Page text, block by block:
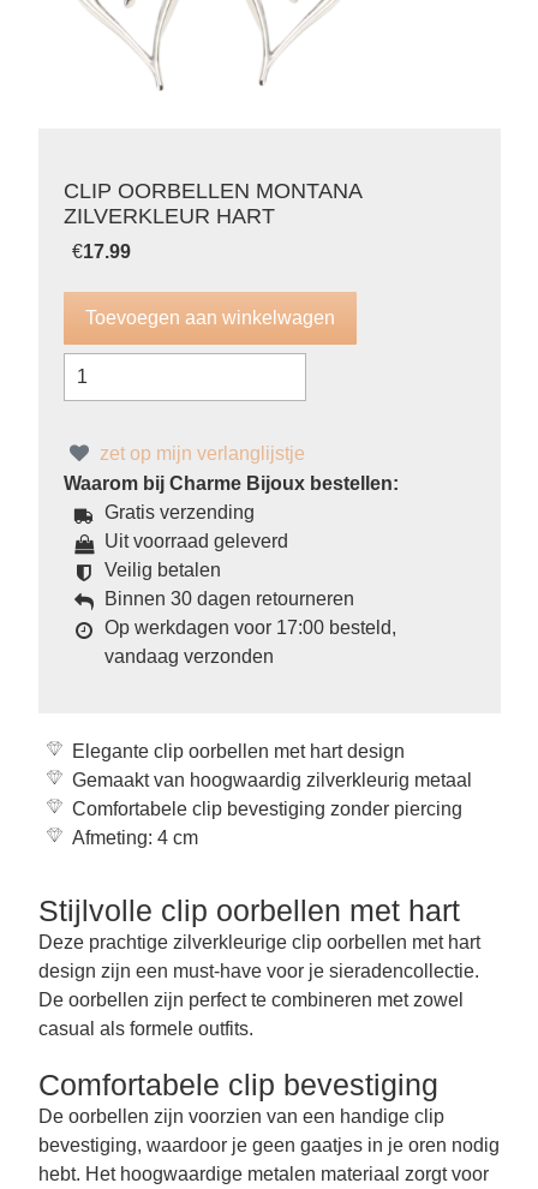
CLIP OORBELLEN MONTANA
ZILVERKLEUR HART
€17.99
zet op mijn verlanglijstje
Waarom bij Charme Bijoux bestellen:
Gratis verzending
Uit voorraad geleverd
Veilig betalen
Binnen 30 dagen retourneren
Op werkdagen voor 17:00 besteld,
vandaag verzonden
Elegante clip oorbellen met hart design
Gemaakt van hoogwaardig zilverkleurig metaal
Comfortabele clip bevestiging zonder piercing
Afmeting: 4 cm
Stijlvolle clip oorbellen met hart
Deze prachtige zilverkleurige clip oorbellen met hart
design zijn een must-have voor je sieradencollectie.
De oorbellen zijn perfect te combineren met zowel
casual als formele outfits.
Comfortabele clip bevestiging
De oorbellen zijn voorzien van een handige clip
bevestiging, waardoor je geen gaatjes in je oren nodig
hebt. Het hoogwaardige metalen materiaal zorgt voor